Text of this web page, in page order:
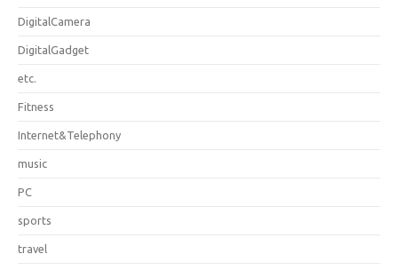
DigitalCamera
DigitalGadget
etc.
Fitness
Internet&Telephony
music
PC
sports
travel